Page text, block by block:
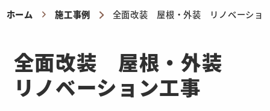
ホーム 施工事例 全面改装 屋根・外装 リノベーショ
全面改装 屋根・外装
リノベーション工事